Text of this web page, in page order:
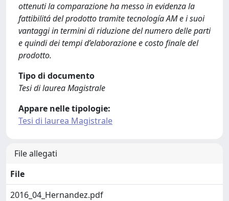
ottenuti la comparazione ha messo in evidenza la
fattibilitá del prodotto tramite tecnología AM e i suoi
vantaggi in termini di riduzione del numero delle parti
e quindi dei tempi d’elaborazione e costo finale del
prodotto.
Tipo di documento
Tesi di laurea Magistrale
Appare nelle tipologie:
Tesi di laurea Magistrale
File allegati
File
2016_04_Hernandez.pdf